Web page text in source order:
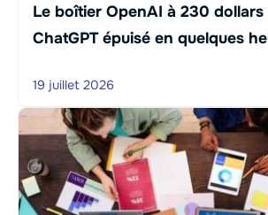
Le boîtier OpenAI à 230
ChatGPT épuisé en quelques
19 juillet 2026